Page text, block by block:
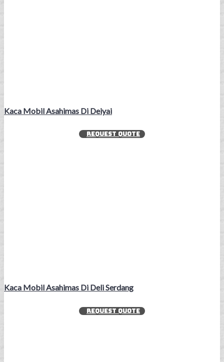
Kaca Mobil Asahimas Di Deiyai
REQUEST QUOTE
Kaca Mobil Asahimas Di Deli Serdang
REQUEST QUOTE